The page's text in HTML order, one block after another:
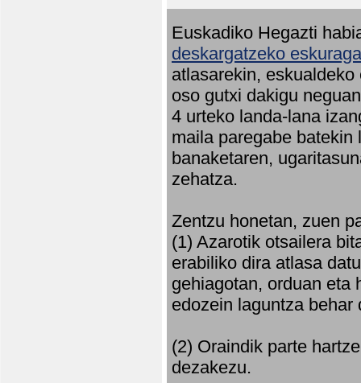
Euskadiko Hegazti
deskargatzeko
atlasarekin,
oso gutxi dakigu
4 urteko landa-lana
maila paregabe
banaketaren,
zehatza.
Zentzu honetan, zuen
(1) Azarotik otsailera
erabiliko dira atlasa
gehiagotan, orduan eta
edozein laguntza behar
(2) Oraindik parte
dezakezu.